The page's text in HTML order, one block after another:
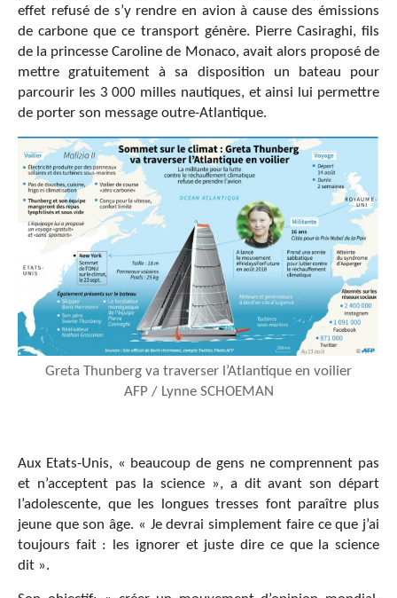
effet refusé de s’y rendre en avion à cause des émissions
de carbone que ce transport génère. Pierre Casiraghi, fils
de la princesse Caroline de Monaco, avait alors proposé de
mettre gratuitement à sa disposition un bateau pour
parcourir les 3 000 milles nautiques, et ainsi lui permettre
de porter son message outre-Atlantique.
Greta Thunberg va traverser l’Atlantique en voilier
AFP / Lynne SCHOEMAN
Aux Etats-Unis, « beaucoup de gens ne comprennent pas
et n’acceptent pas la science », a dit avant son départ
l’adolescente, que les longues tresses font paraître plus
jeune que son âge. « Je devrai simplement faire ce que j’ai
toujours fait : les ignorer et juste dire ce que la science
dit ».